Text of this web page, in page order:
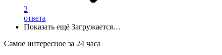
2
ответа
Показать ещё Загружается…
Самое интересное за 24 часа